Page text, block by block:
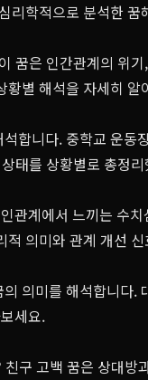
리학적으로 분석한 꿈
꿈은 인간관계의 위
황별 해석을 자세히 알
합니다. 중학교 운동
태를 상황별로 총정
관계에서 느끼는 수
의미와 관계 개선
의미를 해석합니다.
세요.
구 고백 꿈은 상대방